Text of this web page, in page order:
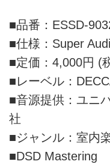
■品番：ESSD-
■仕様：Super
■定価：4,000円 (
■レーベル：
■音源提供：ユニ
社
■ジャンル：室内
■DSD Mastering